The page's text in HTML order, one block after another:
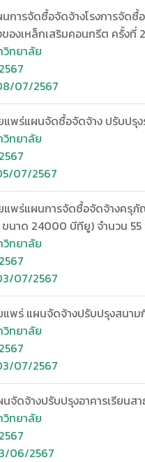
การจัดซื้อจัดจ้างโรงการจัด
องเหล็กเสริมคอนกรีต ครั้งที่ 2
ทยาลัย
07/2567
แพร่แผนจัดซื้อจัดจ้าง ปรับปรุ
ทยาลัย
07/2567
ยแพร่แผนการจัดซื้อจัดจ้างครุ
ขนาด 24000 บีทียู) จำนวน
ทยาลัย
07/2567
แพร่ แผนจัดจ้างปรับปรุงสนา
ทยาลัย
07/2567
จัดจ้างปรับปรุงอาคารเรียนส
ทยาลัย
06/2567